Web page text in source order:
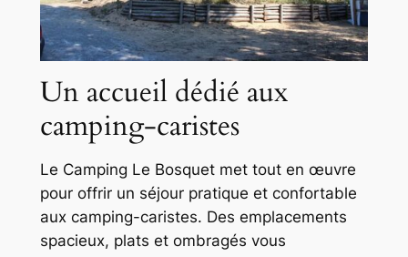
Un accueil dédié aux
camping-caristes
Le Camping Le Bosquet met tout en œuvre
pour offrir un séjour pratique et confortable
aux camping-caristes. Des emplacements
spacieux, plats et ombragés vous